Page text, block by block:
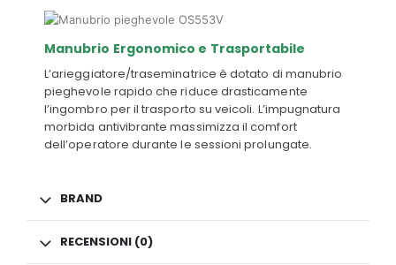
Manubrio Ergonomico e Trasportabile
L’arieggiatore/traseminatrice è dotato di manubrio
pieghevole rapido che riduce drasticamente
l’ingombro per il trasporto su veicoli. L’impugnatura
morbida antivibrante massimizza il comfort
dell’operatore durante le sessioni prolungate.
BRAND
RECENSIONI (0)